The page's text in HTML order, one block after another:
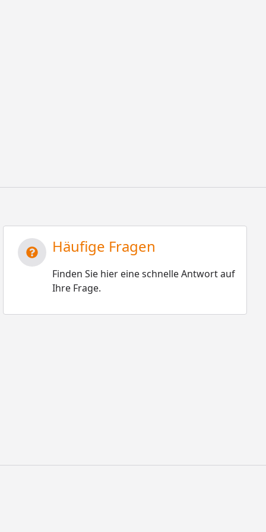
Häufige Fragen
Finden Sie hier eine schnelle Antwort auf
Ihre Frage.